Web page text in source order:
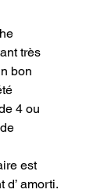
très
bon
4 ou
est
d’ amorti.